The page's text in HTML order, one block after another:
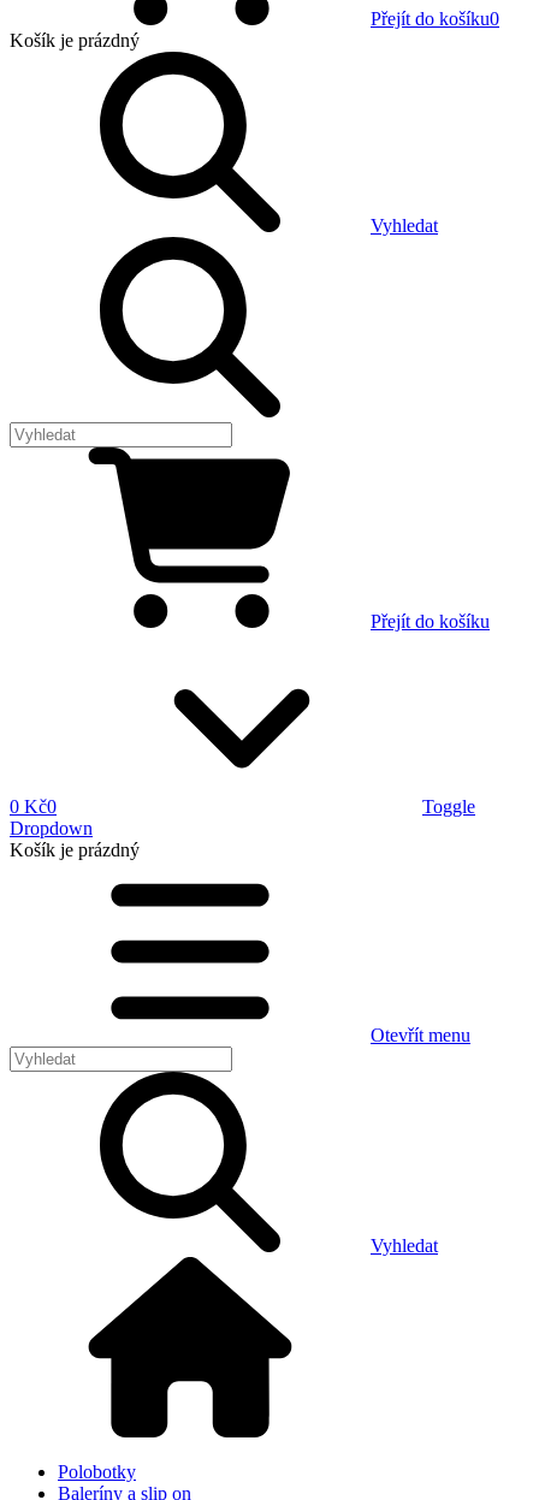
Přejít do košíku0
Košík je prázdný
Vyhledat
Přejít do košíku
0 Kč0
Toggle
Dropdown
Košík je prázdný
Otevřít menu
Vyhledat
Polobotky
Baleríny a slip on